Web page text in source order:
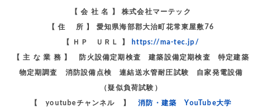
【 会 社 名 】 株式会社マーテック
【 住 所 】 愛知県海部郡大治町花常東屋敷76
【 ＨＰ ＵＲＬ 】 https://ma-tec.jp/
【 主 な 業 務 】 防火設備定期検査 建築設備定期検査 特定建築
物定期調査 消防設備点検 連結送水管耐圧試験 自家発電設備
（疑似負荷試験）
【 youtubeチャンネル 】消防・建築 YouTube大学